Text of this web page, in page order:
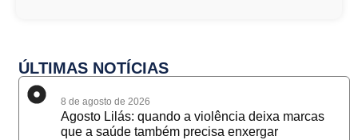
ÚLTIMAS NOTÍCIAS
8 de agosto de 2026
Agosto Lilás: quando a violência deixa marcas
que a saúde também precisa enxergar